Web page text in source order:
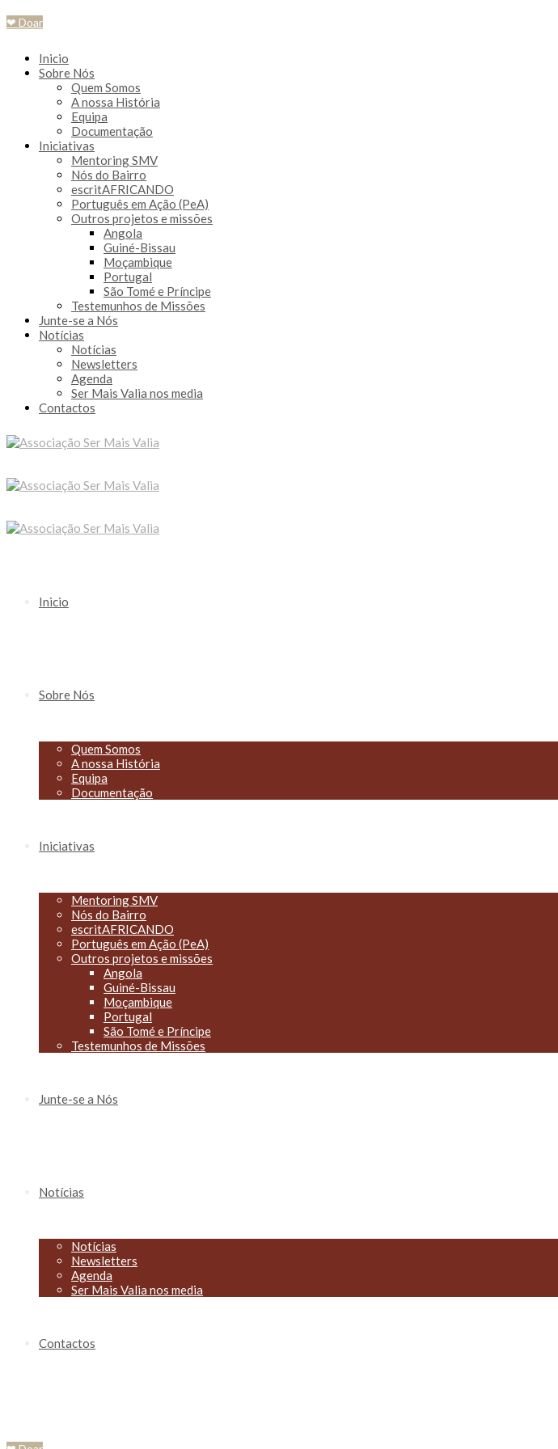
❤ Doar
Inicio
Sobre Nós
Quem Somos
A nossa História
Equipa
Documentação
Iniciativas
Mentoring SMV
Nós do Bairro
escritAFRICANDO
Português em Ação (PeA)
Outros projetos e missões
Angola
Guiné-Bissau
Moçambique
Portugal
São Tomé e Príncipe
Testemunhos de Missões
Junte-se a Nós
Notícias
Notícias
Newsletters
Agenda
Ser Mais Valia nos media
Contactos
Inicio
Sobre Nós
Quem Somos
A nossa História
Equipa
Documentação
Iniciativas
Mentoring SMV
Nós do Bairro
escritAFRICANDO
Português em Ação (PeA)
Outros projetos e missões
Angola
Guiné-Bissau
Moçambique
Portugal
São Tomé e Príncipe
Testemunhos de Missões
Junte-se a Nós
Notícias
Notícias
Newsletters
Agenda
Ser Mais Valia nos media
Contactos